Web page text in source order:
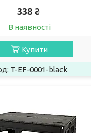
338 ₴
В наявності
Купити
T-EF-0001-black